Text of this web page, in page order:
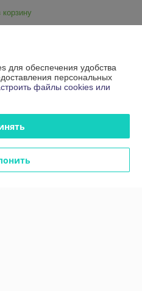
отзывы
обеспечения удобства
персональных
файлы cookies или